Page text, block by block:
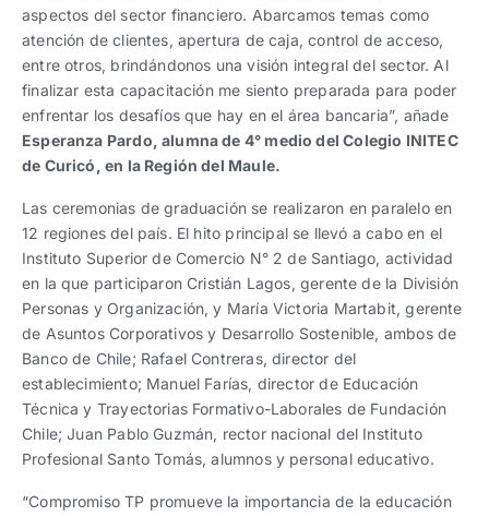
aspectos del sector financiero. Abarcamos temas como
atención de clientes, apertura de caja, control de acceso,
entre otros, brindándonos una visión integral del sector. Al
finalizar esta capacitación me siento preparada para poder
enfrentar los desafíos que hay en el área bancaria”, añade
Esperanza Pardo, alumna de 4° medio del Colegio INITEC
de Curicó, en la Región del Maule.
Las ceremonias de graduación se realizaron en paralelo en
12 regiones del país. El hito principal se llevó a cabo en el
Instituto Superior de Comercio N° 2 de Santiago, actividad
en la que participaron Cristián Lagos, gerente de la División
Personas y Organización, y María Victoria Martabit, gerente
de Asuntos Corporativos y Desarrollo Sostenible, ambos de
Banco de Chile; Rafael Contreras, director del
establecimiento; Manuel Farías, director de Educación
Técnica y Trayectorias Formativo-Laborales de Fundación
Chile; Juan Pablo Guzmán, rector nacional del Instituto
Profesional Santo Tomás, alumnos y personal educativo.
“Compromiso TP promueve la importancia de la educación